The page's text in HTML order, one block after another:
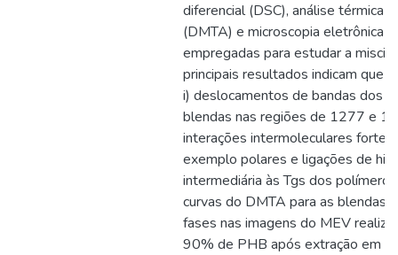
diferencial (DSC), análise térmica
(DMTA) e microscopia eletrônica
empregadas para estudar a
principais resultados indicam que
i) deslocamentos de bandas dos
blendas nas regiões de 1277 e
interações intermoleculares
exemplo polares e ligações de
intermediária às Tgs dos
curvas do DMTA para as blendas,
fases nas imagens do MEV
90% de PHB após extração em